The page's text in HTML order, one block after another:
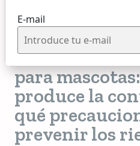
E-mail
Jueves, 16 de Abril, 2026
Salmonellaen
para
produce la
qué
prevenir los